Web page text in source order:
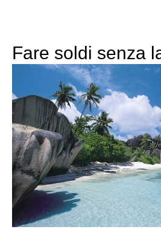
Fare soldi senza